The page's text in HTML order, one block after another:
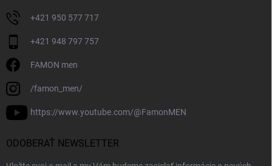
+421 950 577 717
+421 948 797 757
FAMON men
/famon_men/
https://www.youtube.com/@FamonMEN
ODOBERAŤ NEWSLETTER